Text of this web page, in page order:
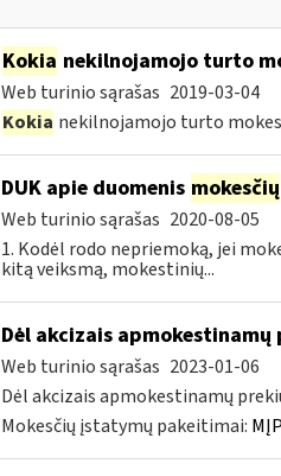
Kokia nekilnojamojo turto
Web turinio sąrašas 2019-03-04
Kokia nekilnojamojo turto
DUK apie duomenis mokesčių
Web turinio sąrašas 2020-08-05
1. Kodėl rodo nepriemoką, jei
kitą veiksmą, mokestinių...
Dėl akcizais
Web turinio sąrašas 2023-01-06
Dėl akcizais apmokestinamų
Mokesčių įstatymų pakeitimai: